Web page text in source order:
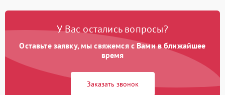
У Вас остались вопросы?
Оставьте заявку, мы свяжемся с Вами в ближайшее
время
Заказать звонок